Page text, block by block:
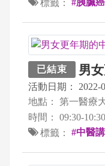
標籤：
#胰臟癌
已結束 男
活動日期：
2022-
地點：
第一醫療
時間：
09:30-10:30
標籤：
#中醫